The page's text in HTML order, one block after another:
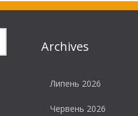
Archives
Липень 2026
Червень 2026